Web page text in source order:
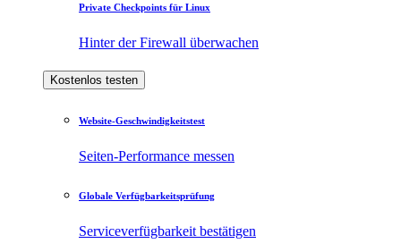
Private Checkpoints für Linux
Hinter der Firewall überwachen
Kostenlos testen
Website-Geschwindigkeitstest
Seiten-Performance messen
Globale Verfügbarkeitsprüfung
Serviceverfügbarkeit bestätigen